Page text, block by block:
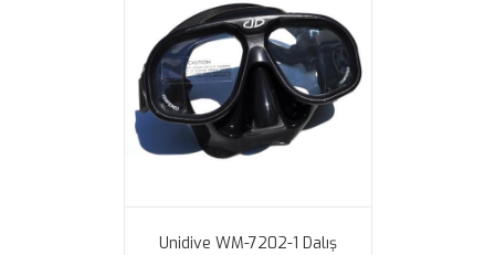
Unidive WM-7202-1 Dalış